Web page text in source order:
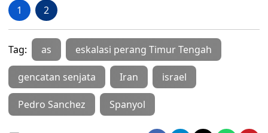
1 2
Tag: as eskalasi perang Timur Tengah
gencatan senjata Iran israel
Pedro Sanchez Spanyol